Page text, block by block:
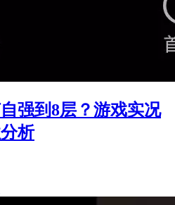
强到8层？游戏实况
析